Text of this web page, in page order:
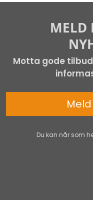
MELD
Motta gode
Du kan når som